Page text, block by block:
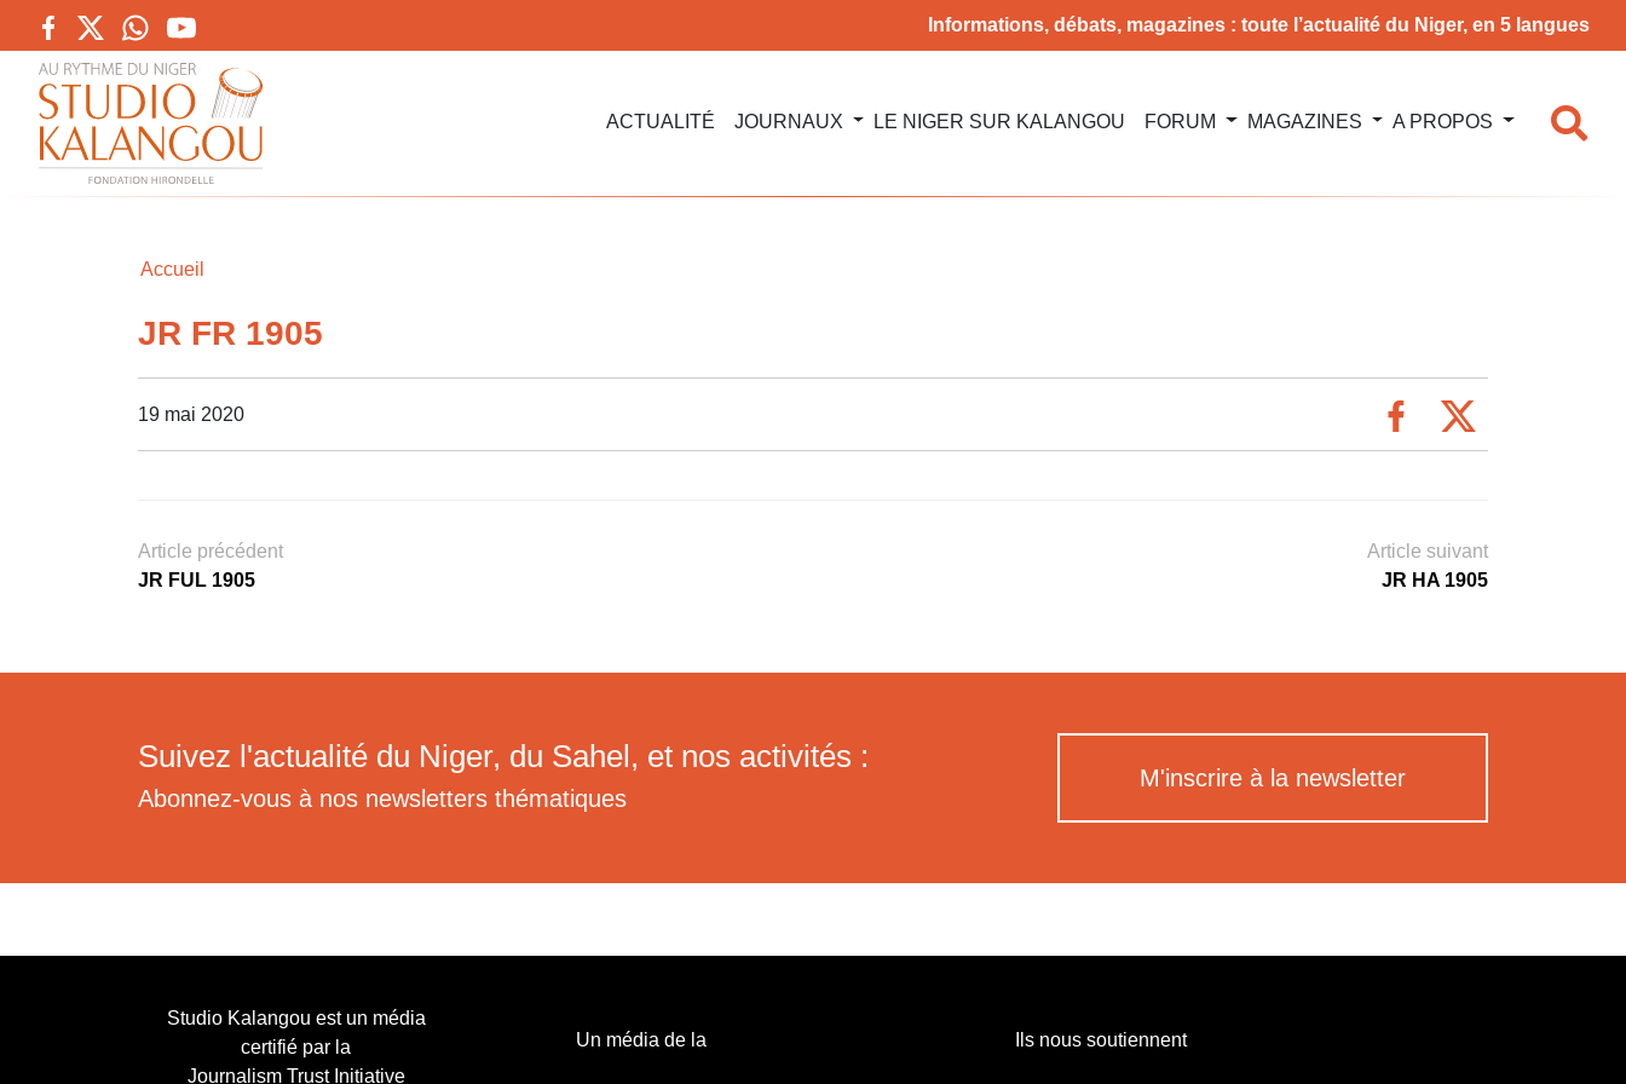
Informations, débats, magazines : toute l’actualité du Niger, en 5 langues
ACTUALITÉ JOURNAUX LE NIGER SUR KALANGOU FORUM MAGAZINES A PROPOS
Accueil
JR FR 1905
19 mai 2020
Article précédent
JR FUL 1905
Article suivant
JR HA 1905
Suivez l'actualité du Niger, du Sahel, et nos activités :
Abonnez-vous à nos newsletters thématiques
M'inscrire à la newsletter
Studio Kalangou est un média
certifié par la
Journalism Trust Initiative
Un média de la Ils nous soutiennent